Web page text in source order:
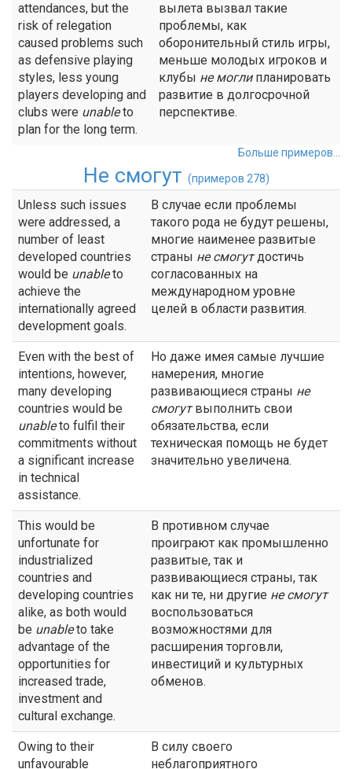
attendances, but the
risk of relegation
caused problems such
as defensive playing
styles, less young
players developing and
clubs were unableto
plan for the long term.
вылета вызвал такие
проблемы, как
оборонительный стиль игры,
меньше молодых игроков и
клубы немоглипланировать
развитие в долгосрочной
перспективе.
Больше примеров...
Не смогут (примеров 278)
Unless such issues
were addressed, a
number of least
developed countries
would be unableto
achieve the
internationally agreed
development goals.
В случае если проблемы
такого рода не будут решены,
многие наименее развитые
страны не смогутдостичь
согласованных на
международном уровне
целей в области развития.
Even with the best of
intentions, however,
many developing
countries would be
unableto fulfil their
commitments without
a significant increase
in technical
assistance.
Но даже имея самые лучшие
намерения, многие
развивающиеся страны не
смогутвыполнить свои
обязательства, если
техническая помощь не будет
значительно увеличена.
This would be
unfortunate for
industrialized
countries and
developing countries
alike, as both would
be unableto take
advantage of the
opportunities for
increased trade,
investment and
cultural exchange.
В противном случае
проиграют как промышленно
развитые, так и
развивающиеся страны, так
как ни те, ни другие не смогут
воспользоваться
возможностями для
расширения торговли,
инвестиций и культурных
обменов.
Owing to their
unfavourable
В силу своего
неблагоприятного